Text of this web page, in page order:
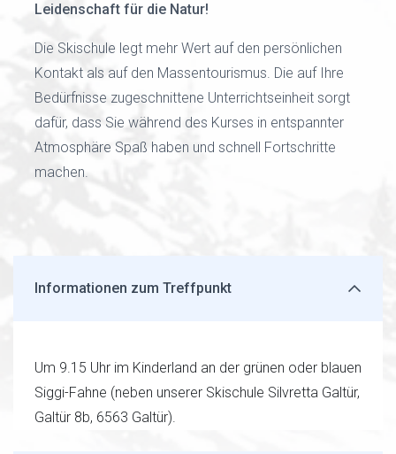
Leidenschaft für die Natur!
Die Skischule legt mehr Wert auf den persönlichen
Kontakt als auf den Massentourismus. Die auf Ihre
Bedürfnisse zugeschnittene Unterrichtseinheit sorgt
dafür, dass Sie während des Kurses in entspannter
Atmosphäre Spaß haben und schnell Fortschritte
machen.
Informationen zum Treffpunkt
Um 9.15 Uhr im Kinderland an der grünen oder blauen
Siggi-Fahne (neben unserer Skischule Silvretta Galtür,
Galtür 8b, 6563 Galtür).